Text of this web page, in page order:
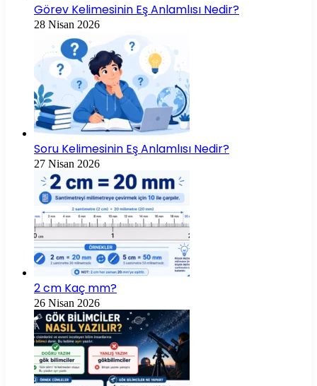
Görev Kelimesinin Eş Anlamlısı Nedir?
28 Nisan 2026
Soru Kelimesinin Eş Anlamlısı Nedir?
27 Nisan 2026
2 cm Kaç mm?
26 Nisan 2026